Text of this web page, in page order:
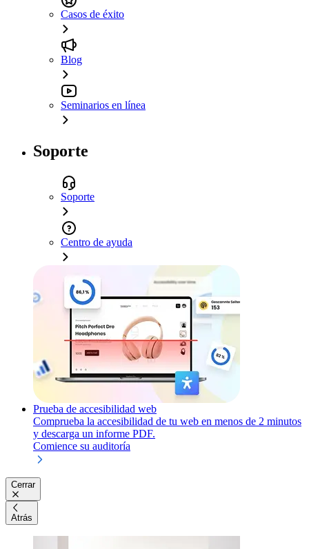
Casos de éxito
Blog
Seminarios en línea
Soporte
Soporte
Centro de ayuda
Prueba de accesibilidad web
Comprueba la accesibilidad de tu web en menos de 2 minutos
y descarga un informe PDF.
Comience su auditoría
Cerrar
Atrás